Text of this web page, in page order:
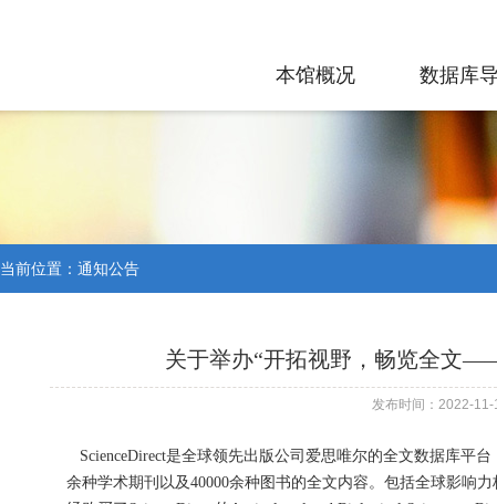
本馆概况 数据库
当前位置： 通知公告
关于举办“开拓视野，畅览全文
发布时间：2022-11-
ScienceDirect是全球领先出版公司爱思唯尔的全文数据库平
余种学术期刊以及40000余种图书的全文内容。包括全球影响